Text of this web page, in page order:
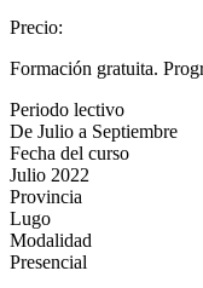
Precio:
Formación gratuita.
Periodo lectivo
De Julio a Septiembre
Fecha del curso
Julio 2022
Provincia
Lugo
Modalidad
Presencial